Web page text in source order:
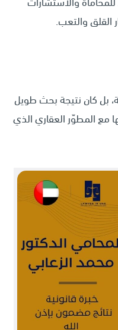
القلق والتعب.
بل كان نتيجة بحث طويل
مع المطوّر العقاري الذي